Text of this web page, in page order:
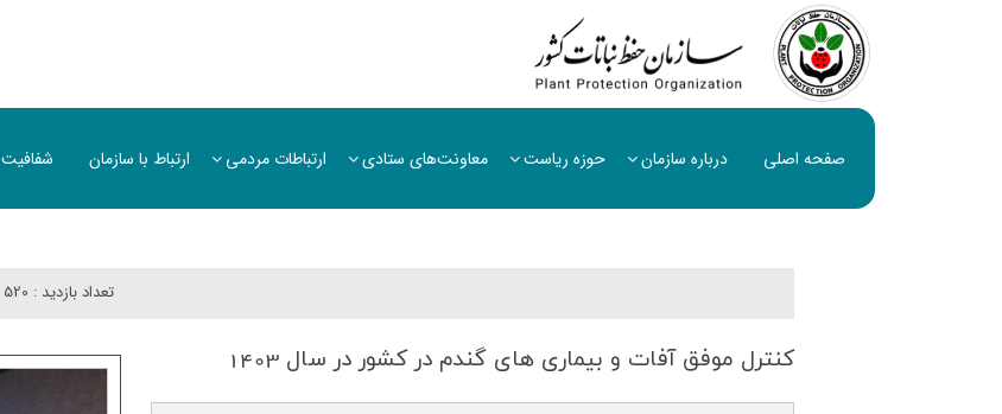
صفحه اصلی درباره سازمان حوزه ریاست معاونت‌های ستادی ارتباطات مردمی ارتباط با سازمان شفافیت
تعداد بازدید : 520
كنترل موفق آفات و بیماری های گندم در كشور در سال 1403